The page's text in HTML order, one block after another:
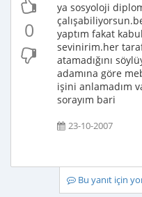
0
ya sosyoloji
yaptım fakat
sevinirim.her
atamadığını
adamına göre
işini anlamadım
sorayım bari
23-10-2007
Bu yanıt için